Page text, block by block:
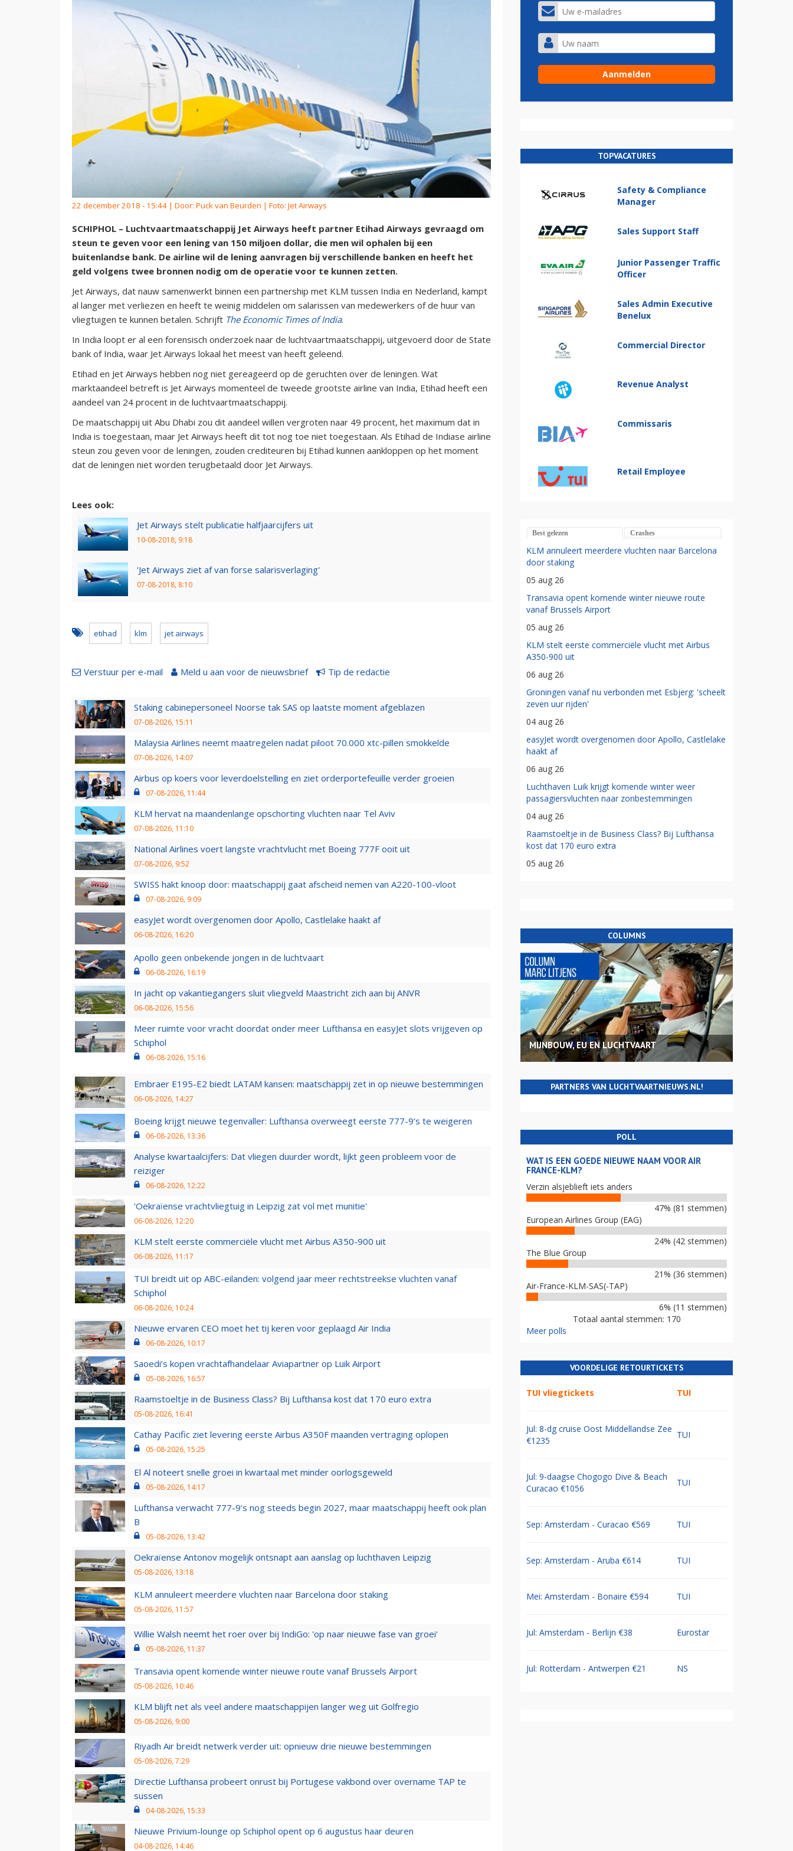
22 december 2018 - 15:44 | Door: Puck van Beurden | Foto: Jet Airways
SCHIPHOL – Luchtvaartmaatschappij Jet Airways heeft partner Etihad Airways gevraagd om
steun te geven voor een lening van 150 miljoen dollar, die men wil ophalen bij een
buitenlandse bank. De airline wil de lening aanvragen bij verschillende banken en heeft het
geld volgens twee bronnen nodig om de operatie voor te kunnen zetten.
Jet Airways, dat nauw samenwerkt binnen een partnership met KLM tussen India en Nederland, kampt
al langer met verliezen en heeft te weinig middelen om salarissen van medewerkers of de huur van
vliegtuigen te kunnen betalen. Schrijft The Economic Times of India.
In India loopt er al een forensisch onderzoek naar de luchtvaartmaatschappij, uitgevoerd door de State
bank of India, waar Jet Airways lokaal het meest van heeft geleend.
Etihad en Jet Airways hebben nog niet gereageerd op de geruchten over de leningen. Wat
marktaandeel betreft is Jet Airways momenteel de tweede grootste airline van India, Etihad heeft een
aandeel van 24 procent in de luchtvaartmaatschappij.
De maatschappij uit Abu Dhabi zou dit aandeel willen vergroten naar 49 procent, het maximum dat in
India is toegestaan, maar Jet Airways heeft dit tot nog toe niet toegestaan. Als Etihad de Indiase airline
steun zou geven voor de leningen, zouden crediteuren bij Etihad kunnen aankloppen op het moment
dat de leningen niet worden terugbetaald door Jet Airways.
Lees ook:
Jet Airways stelt publicatie halfjaarcijfers uit
10-08-2018, 9:18
'Jet Airways ziet af van forse salarisverlaging'
07-08-2018, 8:10
etihad klm jet airways
Verstuur per e-mail Meld u aan voor de nieuwsbrief Tip de redactie
Staking cabinepersoneel Noorse tak SAS op laatste moment afgeblazen
07-08-2026, 15:11
Malaysia Airlines neemt maatregelen nadat piloot 70.000 xtc-pillen smokkelde
07-08-2026, 14:07
Airbus op koers voor leverdoelstelling en ziet orderportefeuille verder groeien
07-08-2026, 11:44
KLM hervat na maandenlange opschorting vluchten naar Tel Aviv
07-08-2026, 11:10
National Airlines voert langste vrachtvlucht met Boeing 777F ooit uit
07-08-2026, 9:52
SWISS hakt knoop door: maatschappij gaat afscheid nemen van A220-100-vloot
07-08-2026, 9:09
easyJet wordt overgenomen door Apollo, Castlelake haakt af
06-08-2026, 16:20
Apollo geen onbekende jongen in de luchtvaart
06-08-2026, 16:19
In jacht op vakantiegangers sluit vliegveld Maastricht zich aan bij ANVR
06-08-2026, 15:56
Meer ruimte voor vracht doordat onder meer Lufthansa en easyJet slots vrijgeven op
Schiphol
06-08-2026, 15:16
Embraer E195-E2 biedt LATAM kansen: maatschappij zet in op nieuwe bestemmingen
06-08-2026, 14:27
Boeing krijgt nieuwe tegenvaller: Lufthansa overweegt eerste 777-9’s te weigeren
06-08-2026, 13:36
Analyse kwartaalcijfers: Dat vliegen duurder wordt, lijkt geen probleem voor de
reiziger
06-08-2026, 12:22
'Oekraïense vrachtvliegtuig in Leipzig zat vol met munitie'
06-08-2026, 12:20
KLM stelt eerste commerciële vlucht met Airbus A350-900 uit
06-08-2026, 11:17
TUI breidt uit op ABC-eilanden: volgend jaar meer rechtstreekse vluchten vanaf
Schiphol
06-08-2026, 10:24
Nieuwe ervaren CEO moet het tij keren voor geplaagd Air India
06-08-2026, 10:17
Saoedi’s kopen vrachtafhandelaar Aviapartner op Luik Airport
05-08-2026, 16:57
Raamstoeltje in de Business Class? Bij Lufthansa kost dat 170 euro extra
05-08-2026, 16:41
Cathay Pacific ziet levering eerste Airbus A350F maanden vertraging oplopen
05-08-2026, 15:25
El Al noteert snelle groei in kwartaal met minder oorlogsgeweld
05-08-2026, 14:17
Lufthansa verwacht 777-9’s nog steeds begin 2027, maar maatschappij heeft ook plan
B
05-08-2026, 13:42
Oekraïense Antonov mogelijk ontsnapt aan aanslag op luchthaven Leipzig
05-08-2026, 13:18
KLM annuleert meerdere vluchten naar Barcelona door staking
05-08-2026, 11:57
Willie Walsh neemt het roer over bij IndiGo: 'op naar nieuwe fase van groei'
05-08-2026, 11:37
Transavia opent komende winter nieuwe route vanaf Brussels Airport
05-08-2026, 10:46
KLM blijft net als veel andere maatschappijen langer weg uit Golfregio
05-08-2026, 9:00
Riyadh Air breidt netwerk verder uit: opnieuw drie nieuwe bestemmingen
05-08-2026, 7:29
Directie Lufthansa probeert onrust bij Portugese vakbond over overname TAP te
sussen
04-08-2026, 15:33
Nieuwe Privium-lounge op Schiphol opent op 6 augustus haar deuren
04-08-2026, 14:46
TOPVACATURES
Safety & Compliance
Manager
Sales Support Staff
Junior Passenger Traffic
Officer
Sales Admin Executive
Benelux
Commercial Director
Revenue Analyst
Commissaris
Retail Employee
Best gelezen Crashes
KLM annuleert meerdere vluchten naar Barcelona
door staking
05 aug 26
Transavia opent komende winter nieuwe route
vanaf Brussels Airport
05 aug 26
KLM stelt eerste commerciële vlucht met Airbus
A350-900 uit
06 aug 26
Groningen vanaf nu verbonden met Esbjerg: 'scheelt
zeven uur rijden'
04 aug 26
easyJet wordt overgenomen door Apollo, Castlelake
haakt af
06 aug 26
Luchthaven Luik krijgt komende winter weer
passagiersvluchten naar zonbestemmingen
04 aug 26
Raamstoeltje in de Business Class? Bij Lufthansa
kost dat 170 euro extra
05 aug 26
COLUMNS
MIJNBOUW, EU EN LUCHTVAART
PARTNERS VAN LUCHTVAARTNIEUWS.NL!
POLL
WAT IS EEN GOEDE NIEUWE NAAM VOOR AIR
FRANCE-KLM?
Verzin alsjeblieft iets anders
47% (81 stemmen)
European Airlines Group (EAG)
24% (42 stemmen)
The Blue Group
21% (36 stemmen)
Air-France-KLM-SAS(-TAP)
6% (11 stemmen)
Totaal aantal stemmen: 170
Meer polls
VOORDELIGE RETOURTICKETS
TUI vliegtickets TUI
Jul: 8-dg cruise Oost Middellandse Zee
€1235
TUI
Jul: 9-daagse Chogogo Dive & Beach
Curacao €1056
TUI
Sep: Amsterdam - Curacao €569 TUI
Sep: Amsterdam - Aruba €614 TUI
Mei: Amsterdam - Bonaire €594 TUI
Jul: Amsterdam - Berlijn €38 Eurostar
Jul: Rotterdam - Antwerpen €21 NS